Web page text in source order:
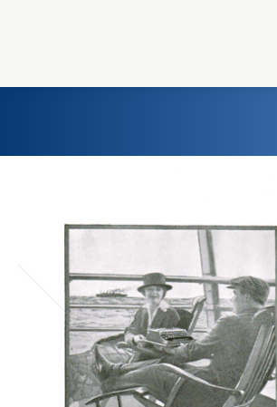
Konzerne